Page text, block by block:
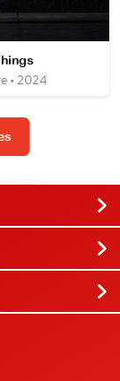
• 2024